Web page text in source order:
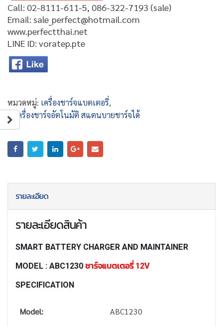
Call: 02-8111-611-5, 086-322-7193 (sale)
Email: sale_perfect@hotmail.com
www.perfectthai.net
LINE ID: voratep.pte
หมวดหมู่: เครื่องชาร์จแบตเตอรี่,
● เครื่องชาร์จอัตโนมัติ สแตนบายชาร์จได้
รายละเอียด
รายละเอียดสินค้า
SMART BATTERY CHARGER AND MAINTAINER
MODEL : ABC1230 ชาร์จแบตเตอรี่ 12V
SPECIFICATION
Model:
ABC1230